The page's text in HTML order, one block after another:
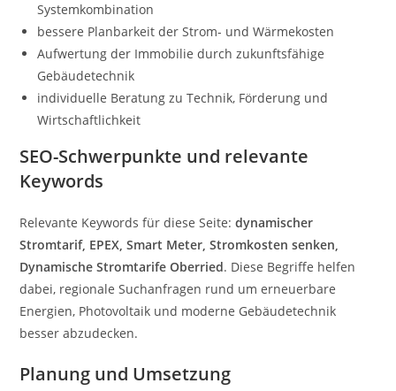
Systemkombination
bessere Planbarkeit der Strom- und Wärmekosten
Aufwertung der Immobilie durch zukunftsfähige
Gebäudetechnik
individuelle Beratung zu Technik, Förderung und
Wirtschaftlichkeit
SEO-Schwerpunkte und relevante
Keywords
Relevante Keywords für diese Seite:dynamischer
Stromtarif, EPEX, Smart Meter, Stromkosten senken,
Dynamische Stromtarife Oberried. Diese Begriffe helfen
dabei, regionale Suchanfragen rund um erneuerbare
Energien, Photovoltaik und moderne Gebäudetechnik
besser abzudecken.
Planung und Umsetzung